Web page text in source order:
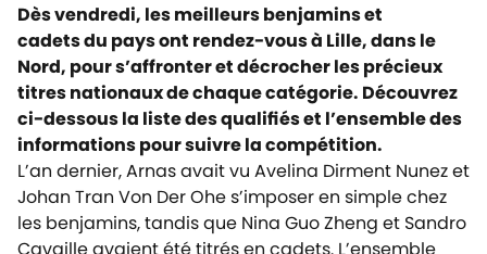
Dès vendredi, les meilleurs benjamins et
cadets du pays ont rendez-vous à Lille, dans le
Nord, pour s’affronter et décrocher les précieux
titres nationaux de chaque catégorie. Découvrez
ci-dessous la liste des qualifiés et l’ensemble des
informations pour suivre la compétition.
L’an dernier, Arnas avait vu Avelina Dirment Nunez et
Johan Tran Von Der Ohe s’imposer en simple chez
les benjamins, tandis que Nina Guo Zheng et Sandro